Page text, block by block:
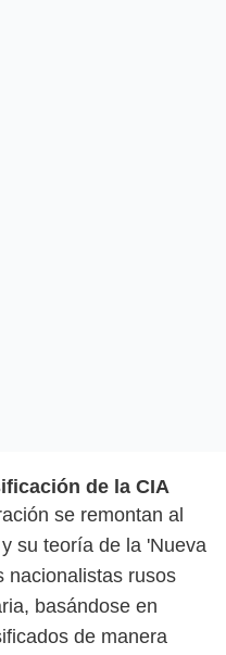
de la CIA
se remontan al
su teoría de la 'Nueva
nacionalistas rusos
basándose en
de manera